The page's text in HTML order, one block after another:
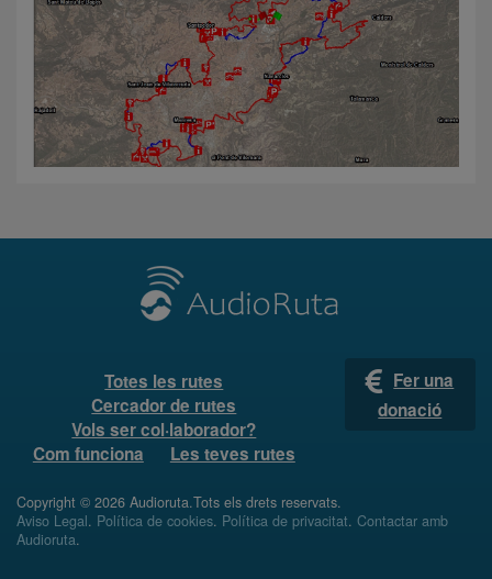
Totes les rutes
Cercador de rutes
Vols ser col·laborador?
Com funciona
Les teves rutes
Fer una
donació
Copyright © 2026 Audioruta.Tots els drets reservats.
Aviso Legal. Política de cookies. Política de privacitat. Contactar amb
Audioruta.